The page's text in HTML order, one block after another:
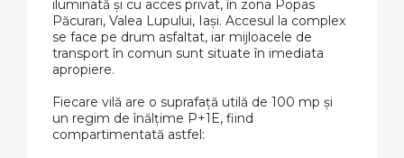
iluminată și cu acces privat, în zona Popas
Păcurari, Valea Lupului, Iași. Accesul la complex
se face pe drum asfaltat, iar mijloacele de
transport în comun sunt situate în imediata
apropiere.
Fiecare vilă are o suprafață utilă de 100 mp și
un regim de înălțime P+1E, fiind
compartimentată astfel: